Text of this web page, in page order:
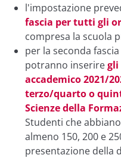
l'impostazione
fascia per tutti gli
compresa la scuola
per la seconda
potranno inseriregli
accademico 2021/
terzo/quarto o
Scienze della
Studenti che
almeno 150, 200 e
presentazione della